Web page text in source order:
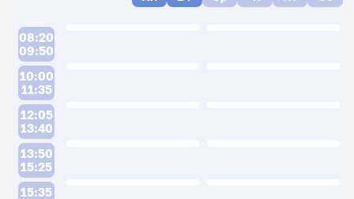
08:20
09:50
10:00
11:35
12:05
13:40
13:50
15:25
15:35